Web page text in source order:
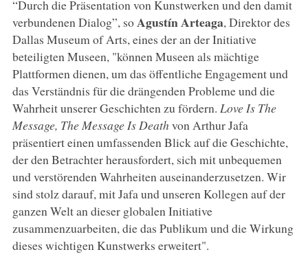
“Durch die Präsentation von Kunstwerken und den damit
verbundenen Dialog”, soAgustín Arteaga, Direktor des
Dallas Museum of Arts, eines der an der Initiative
beteiligten Museen, "können Museen als mächtige
Plattformen dienen, um das öffentliche Engagement und
das Verständnis für die drängenden Probleme und die
Wahrheit unserer Geschichten zu fördern. Love Is The
Message, The Message Is Death von Arthur Jafa
präsentiert einen umfassenden Blick auf die Geschichte,
der den Betrachter herausfordert, sich mit unbequemen
und verstörenden Wahrheiten auseinanderzusetzen. Wir
sind stolz darauf, mit Jafa und unseren Kollegen auf der
ganzen Welt an dieser globalen Initiative
zusammenzuarbeiten, die das Publikum und die Wirkung
dieses wichtigen Kunstwerks erweitert".